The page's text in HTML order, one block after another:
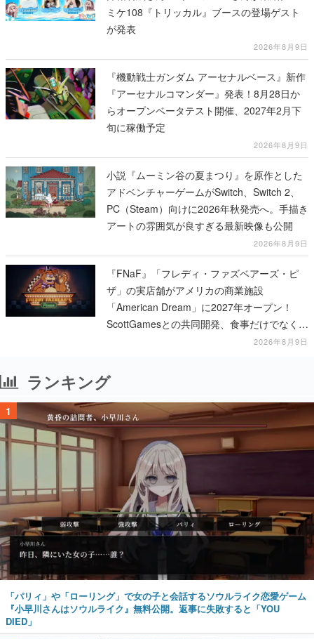
ミケ108『トリッカル』ブースの登場ゲスト
が発表
2026年8月9日
『機動戦士ガンダム アーセナルベース』新作
『アーセナルコマンダー』発表！8月28日か
らオープンベータテスト開催、2027年2月下
旬に稼働予定
2026年8月9日
小説『ムーミン谷の夏まつり』を原作とした
アドベンチャーゲームがSwitch、Switch 2、
PC（Steam）向けに2026年秋発売へ。手描き
アートの雰囲気が良すぎる最新映像も公開
2026年8月9日
『FNaF』「フレディ・ファズベアーズ・ピ
ザ」の実店舗がアメリカの商業施設
「American Dream」に2027年オープン！
ScottGamesとの共同開発、食事だけでなくス
テージショーや没入型のホラー体験も楽しめ
2026年8月9日
ランキング
1
「パリィ」や「ローリング」で女の子と会話するソウルライク恋愛ゲーム
『小早川さんはソウルライク』無料公開。返事に失敗すると「YOU
DIED」